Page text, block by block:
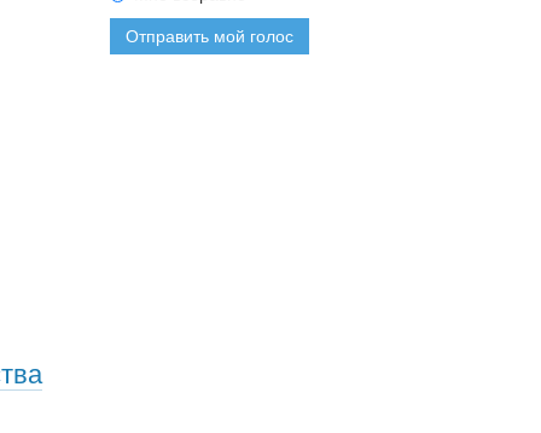
Отправить мой голос